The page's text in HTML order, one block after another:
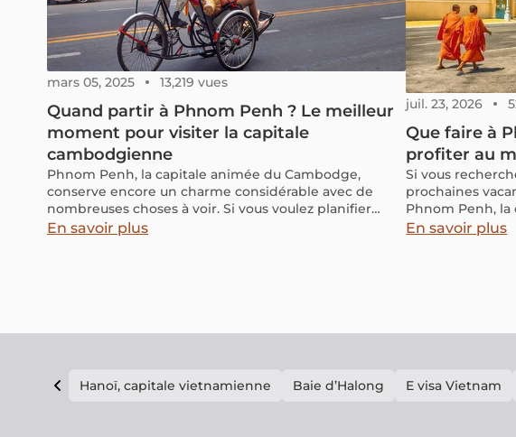
mars 05, 2025 13,219 vues
Quand partir à Phnom Penh ? Le meilleur
moment pour visiter la capitale
cambodgienne
Phnom Penh, la capitale animée du Cambodge,
conserve encore un charme considérable avec de
nombreuses choses à voir. Si vous voulez planifier
votre visite en fonction de la météo Phnom Penh,
En savoir plus
juil. 23, 2026
Que faire à
profiter au
Si vous
prochaines
Phnom Penh,
Si vous vous
En savoir plus
Hanoï, capitale vietnamienne Baie d’Halong E visa Vietnam